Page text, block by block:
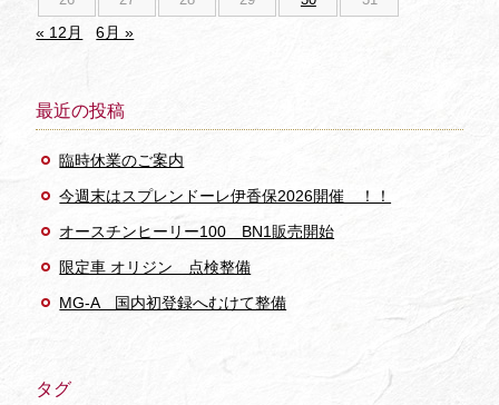
« 12月 6月 »
最近の投稿
臨時休業のご案内
今週末はスプレンドーレ伊香保2026開催 ！！
オースチンヒーリー100 BN1販売開始
限定車 オリジン 点検整備
MG-A 国内初登録へむけて整備
タグ